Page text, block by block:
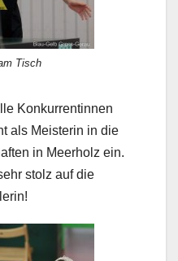
Tisch
Konkurrentinnen
als Meisterin in die
in Meerholz ein.
stolz auf die